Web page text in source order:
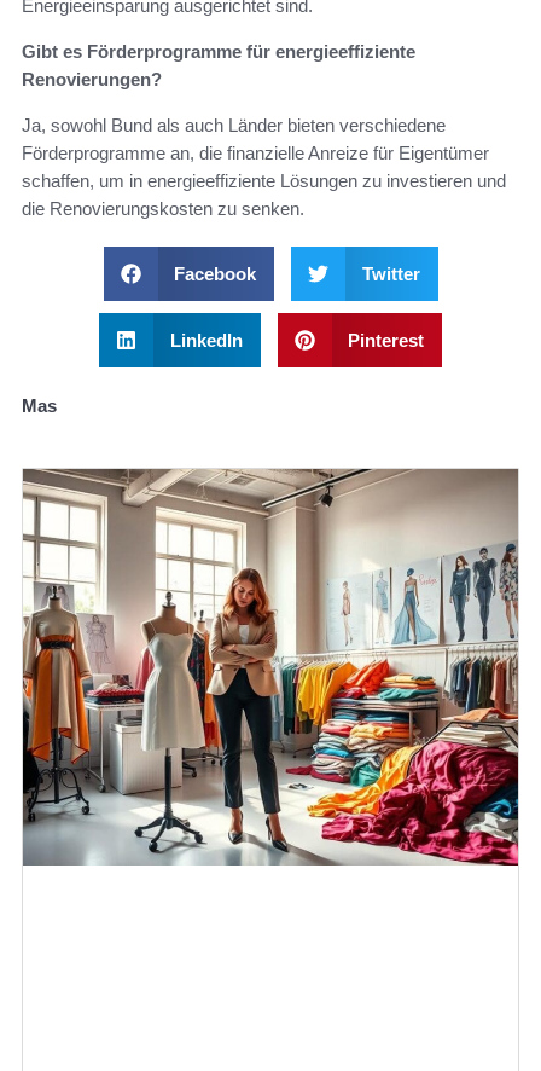
Energieeinsparung ausgerichtet sind.
Gibt es Förderprogramme für energieeffiziente
Renovierungen?
Ja, sowohl Bund als auch Länder bieten verschiedene
Förderprogramme an, die finanzielle Anreize für Eigentümer
schaffen, um in energieeffiziente Lösungen zu investieren und
die Renovierungskosten zu senken.
Facebook Twitter
LinkedIn Pinterest
Mas